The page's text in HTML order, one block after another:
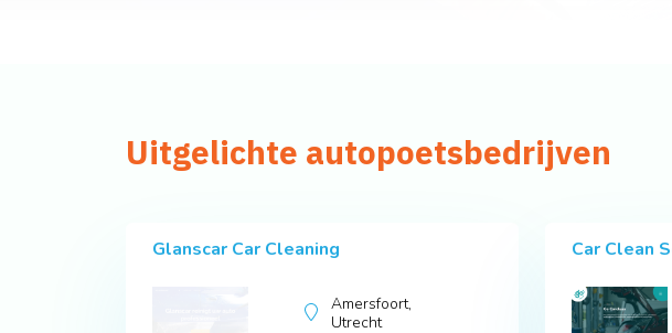
Uitgelichte autopoetsbedrijven
Glanscar Car Cleaning
Amersfoort,
Utrecht
Car Clean